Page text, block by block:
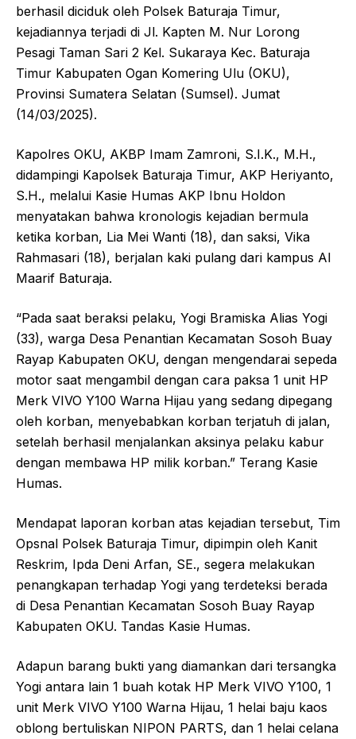
berhasil diciduk oleh Polsek Baturaja Timur,
kejadiannya terjadi di Jl. Kapten M. Nur Lorong
Pesagi Taman Sari 2 Kel. Sukaraya Kec. Baturaja
Timur Kabupaten Ogan Komering Ulu (OKU),
Provinsi Sumatera Selatan (Sumsel). Jumat
(14/03/2025).
Kapolres OKU, AKBP Imam Zamroni, S.I.K., M.H.,
didampingi Kapolsek Baturaja Timur, AKP Heriyanto,
S.H., melalui Kasie Humas AKP Ibnu Holdon
menyatakan bahwa kronologis kejadian bermula
ketika korban, Lia Mei Wanti (18), dan saksi, Vika
Rahmasari (18), berjalan kaki pulang dari kampus Al
Maarif Baturaja.
“Pada saat beraksi pelaku, Yogi Bramiska Alias Yogi
(33), warga Desa Penantian Kecamatan Sosoh Buay
Rayap Kabupaten OKU, dengan mengendarai sepeda
motor saat mengambil dengan cara paksa 1 unit HP
Merk VIVO Y100 Warna Hijau yang sedang dipegang
oleh korban, menyebabkan korban terjatuh di jalan,
setelah berhasil menjalankan aksinya pelaku kabur
dengan membawa HP milik korban.” Terang Kasie
Humas.
Mendapat laporan korban atas kejadian tersebut, Tim
Opsnal Polsek Baturaja Timur, dipimpin oleh Kanit
Reskrim, Ipda Deni Arfan, SE., segera melakukan
penangkapan terhadap Yogi yang terdeteksi berada
di Desa Penantian Kecamatan Sosoh Buay Rayap
Kabupaten OKU. Tandas Kasie Humas.
Adapun barang bukti yang diamankan dari tersangka
Yogi antara lain 1 buah kotak HP Merk VIVO Y100, 1
unit Merk VIVO Y100 Warna Hijau, 1 helai baju kaos
oblong bertuliskan NIPON PARTS, dan 1 helai celana